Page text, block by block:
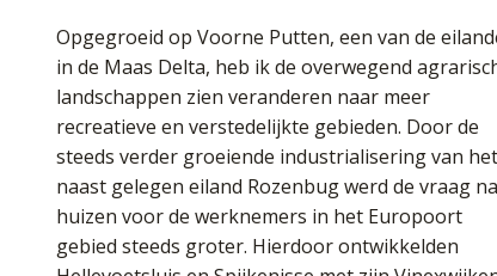
Opgegroeid op Voorne Putten, een van de
in de Maas Delta, heb ik de overwegend
landschappen zien veranderen naar meer
recreatieve en verstedelijkte gebieden. Door de
steeds verder groeiende industrialisering van het
naast gelegen eiland Rozenbug werd de vraag
huizen voor de werknemers in het Europoort
gebied steeds groter. Hierdoor ontwikkelden